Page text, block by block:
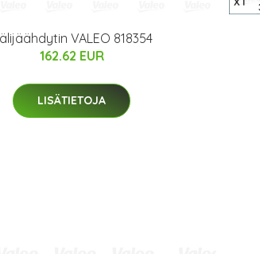
VALEO 818354
162.62 EUR
LISÄTIETOJA